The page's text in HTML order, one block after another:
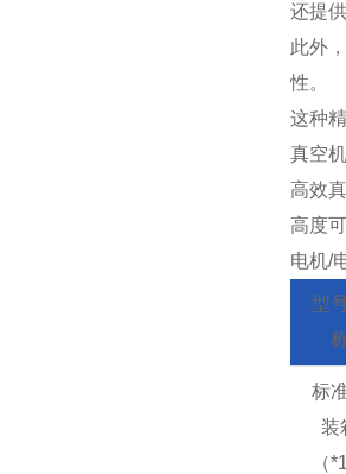
还提
此外
性。
这种
真空
高效
高度
电机/
型
标
装
（